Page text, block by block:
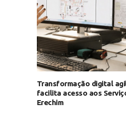
Transformação digital
facilita acesso aos
Erechim